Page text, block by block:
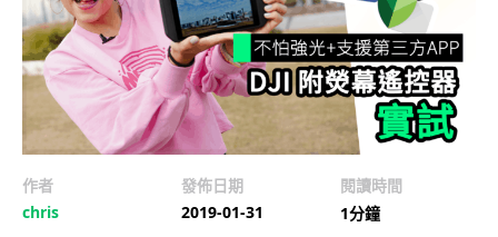
作者
chris
發佈日期
2019-01-31
閱讀時間
1分鐘